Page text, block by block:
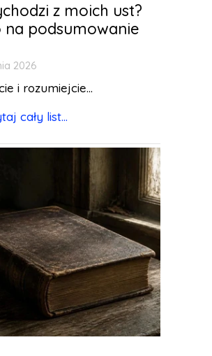
z moich ust?
na podsumowanie
2026
i rozumiejcie...
cały list...